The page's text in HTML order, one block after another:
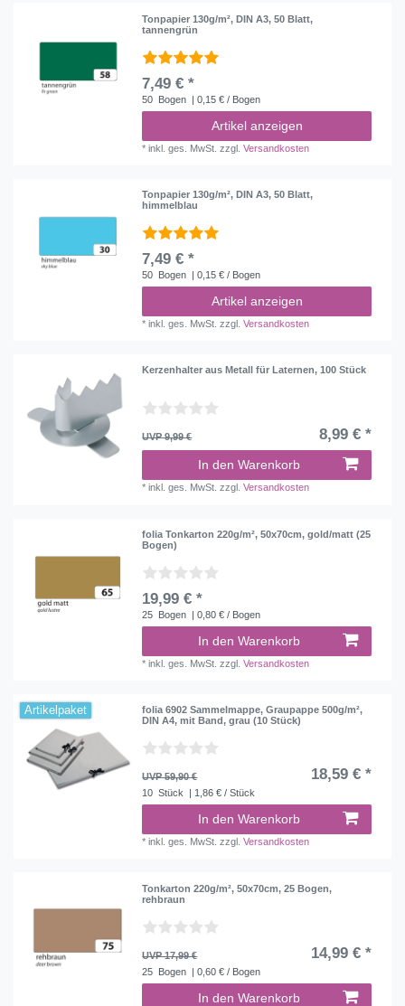
Tonpapier 130g/m², DIN A3, 50 Blatt,
tannengrün
7,49 € *
50 Bogen | 0,15 € / Bogen
Artikel anzeigen
*inkl. ges. MwSt. zzgl.Versandkosten
Tonpapier 130g/m², DIN A3, 50 Blatt,
himmelblau
7,49 € *
50 Bogen | 0,15 € / Bogen
Artikel anzeigen
*inkl. ges. MwSt. zzgl.Versandkosten
Kerzenhalter aus Metall für Laternen, 100 Stück
UVP 9,99 € 8,99 € *
In den Warenkorb
*inkl. ges. MwSt. zzgl.Versandkosten
folia Tonkarton 220g/m², 50x70cm, gold/matt (25
Bogen)
19,99 € *
25 Bogen | 0,80 € / Bogen
In den Warenkorb
*inkl. ges. MwSt. zzgl.Versandkosten
Artikelpaket
folia 6902 Sammelmappe, Graupappe 500g/m²,
DIN A4, mit Band, grau (10 Stück)
UVP 59,90 € 18,59 € *
10 Stück | 1,86 € / Stück
In den Warenkorb
*inkl. ges. MwSt. zzgl.Versandkosten
Tonkarton 220g/m², 50x70cm, 25 Bogen,
rehbraun
UVP 17,99 € 14,99 € *
25 Bogen | 0,60 € / Bogen
In den Warenkorb